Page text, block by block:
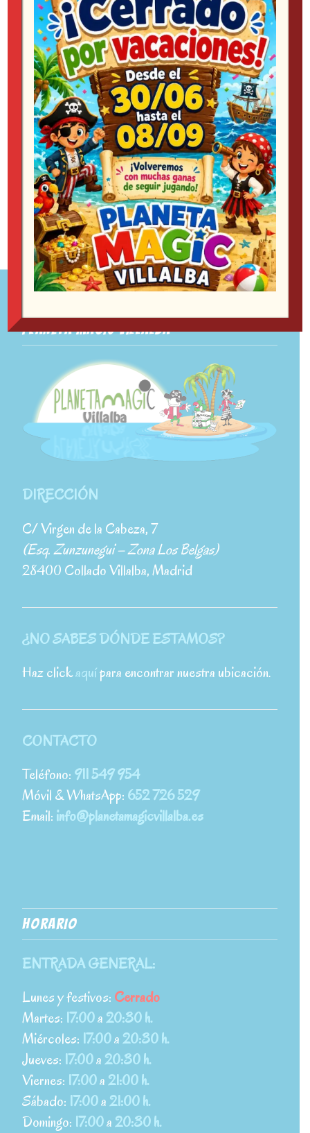
villalba@planetamagic.com . Dicha comunicación
deberá reflejar la siguiente información: nombre y
apellidos del usuario, la petición de solicitud, el
domicilio y los datos acreditativos.
El ejercicio de derechos deberá ser realizado
por el propio usuario. No obstante, podrán ser
ejecutados por una persona autorizada como
representante legal del autorizado. En tal caso,
se deberá aportar la documentación que acredite
esta representación del interesado.
PLANETA MAGIC VILLALBA
DIRECCIÓN
C/ Virgen de la Cabeza, 7
(Esq. Zunzunegui – Zona Los Belgas)
28400 Collado Villalba, Madrid
¿NO SABES DÓNDE ESTAMOS?
Haz clickaquípara encontrar nuestra ubicación.
CONTACTO
Teléfono: 911 549 954
Móvil & WhatsApp: 652 726 529
Email: info@planetamagicvillalba.es
HORARIO
ENTRADA GENERAL:
Lunes y festivos: Cerrado
Martes: 17:00a20:30 h.
Miércoles: 17:00a20:30 h.
Jueves: 17:00a20:30 h.
Viernes: 17:00a21:00 h.
Sábado: 17:00a21:00 h.
Domingo: 17:00a20:30 h.